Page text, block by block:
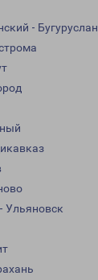
- Бугуруслан
Ульяновск